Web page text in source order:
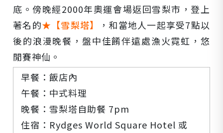
底。傍晚經2000年奧運會場返回雪梨市，登上
著名的★【雪梨塔】
，和當地人一起享受7點以
後的浪漫晚餐，盤中佳餚伴遠處漁火霓虹，悠
閒賽神仙。
早餐：飯店內
午餐：中式料理
晚餐：雪梨塔自助餐 7pm
住宿： Rydges World Square Hotel 或